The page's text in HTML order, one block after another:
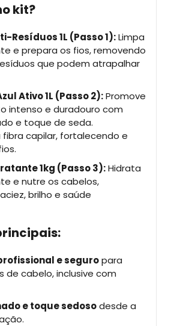
kit?
Resíduos 1L (Passo 1):Limpa
e prepara os fios, removendo
que podem atrapalhar
Ativo 1L (Passo 2):Promove
intenso e duradouro com
e toque de seda.
fibra capilar, fortalecendo e
1kg (Passo 3):Hidrata
e nutre os cabelos,
brilho e saúde
e seguropara
de cabelo, inclusive com
e toque sedosodesde a